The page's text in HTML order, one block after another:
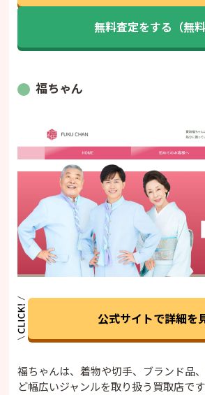
無料査定をする（無料
福ちゃん
公式サイトで詳細を
福ちゃんは、着物や切手、ブランド品
ど幅広いジャンルを取り扱う買取店で